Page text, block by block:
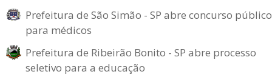
Prefeitura de São Simão - SP abre concurso público
para médicos
Prefeitura de Ribeirão Bonito - SP abre processo
seletivo para a educação